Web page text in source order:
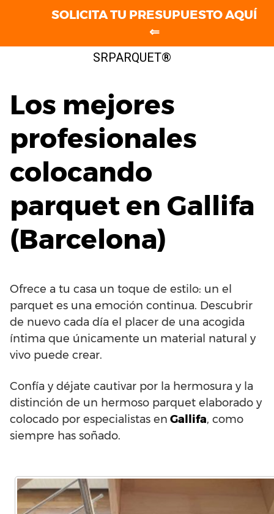
SRPARQUET®
Los mejores
profesionales
colocando
parquet en Gallifa
(Barcelona)
Ofrece a tu casa un toque de estilo: un el
parquet es una emoción continua. Descubrir
de nuevo cada día el placer de una acogida
íntima que únicamente un material natural y
vivo puede crear.
Confía y déjate cautivar por la hermosura y la
distinción de un hermoso parquet elaborado y
colocado por especialistas en Gallifa, como
siempre has soñado.
SOLICITA TU PRESUPUESTO AQUÍ
⇐